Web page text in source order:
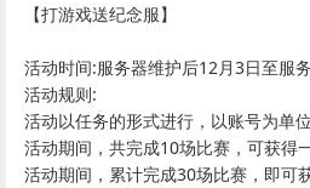
【打游戏送纪念服】
活动时间:服务器维护后12月3日至服
活动规则:
活动以任务的形式进行，以账号为单位
活动期间，共完成10场比赛，可获得
活动期间，累计完成30场比赛，即可